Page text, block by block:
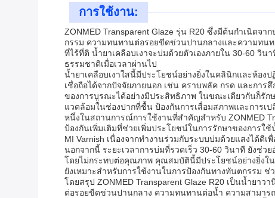
การใช้งาน:
ZONMED Transparent Glaze รุ่น R20 ซึ่งมีต้นกำเนิด
กรรม ความทนทานต่อรอยขีดข่วนปานกลางและความทนท
ที่ไร้ที่ติ น้ำยาเคลือบเงาจะบ่มด้วยตัวเองภายใน 30-60
ธรรมชาติเมื่อเวลาผ่านไป
น้ำยาเคลือบเงาใสนี้มีประโยชน์อย่างยิ่งในคลินิกและห้อ
เชื่อถือได้จากปัจจัยภายนอก เช่น คราบพลัค กรด และกา
ของการบูรณะได้อย่างมีประสิทธิภาพ ในขณะเดียวกันก็รั
แวดล้อมในช่องปากที่ชื้น ป้องกันการเสื่อมสภาพและการเป
หนึ่งในสถานการณ์การใช้งานที่สำคัญสำหรับ ZONMED
ป้องกันเพิ่มเติมที่ช่วยเพิ่มประโยชน์ในการรักษาของการ
MI Varnish เนื่องจากทำงานร่วมกับระบบบ่มด้วยแสงได้ดี
นอกจากนี้ ระยะเวลาการบ่มที่รวดเร็ว 30-60 วินาที ยังช่
โดยไม่กระทบต่อคุณภาพ คุณสมบัตินี้มีประโยชน์อย่างยิ่งใ
ยังเหมาะสำหรับการใช้งานในการป้องกันทางทันตกรรม
โดยสรุป ZONMED Transparent Glaze R20 เป็นน้ำย
ต่อรอยขีดข่วนปานกลาง ความทนทานต่อน้ำ ความสามาร